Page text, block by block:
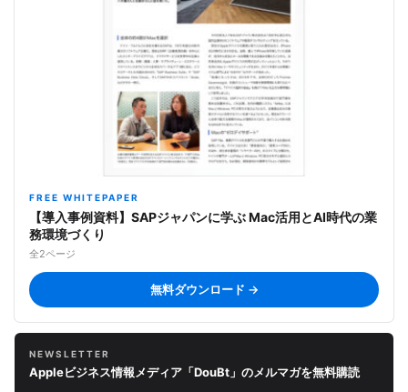
FREE WHITEPAPER
【導入事例資料】SAPジャパンに学ぶ Mac活用とAI時代の業
務環境づくり
全2ページ
無料ダウンロード →
NEWSLETTER
Appleビジネス情報メディア「DouBt」のメルマガを無料購読